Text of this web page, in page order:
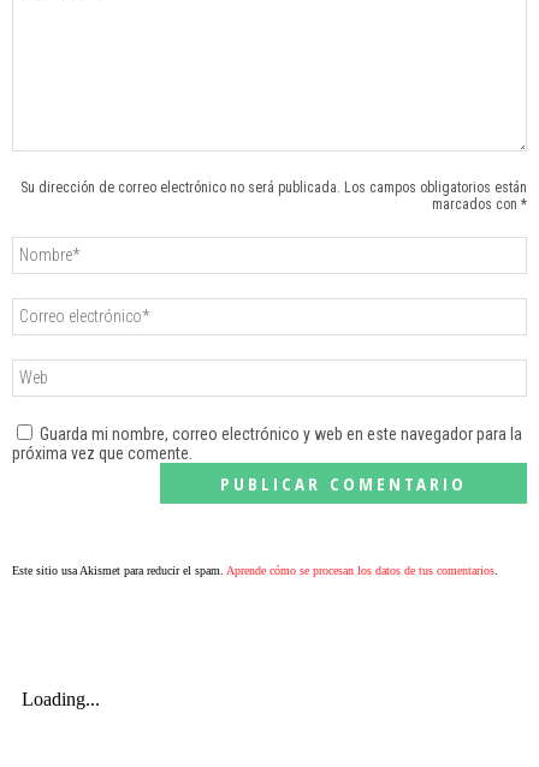
Su dirección de correo electrónico no será publicada. Los campos obligatorios están
marcados con *
Guarda mi nombre, correo electrónico y web en este navegador para la
próxima vez que comente.
Este sitio usa Akismet para reducir el spam. Aprende cómo se procesan los datos de tus comentarios